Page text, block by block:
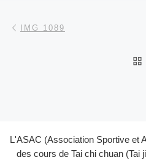
Parcourir les
IMG 1089
L'ASAC (Association Sportive et
des cours de Tai chi chuan (Tai